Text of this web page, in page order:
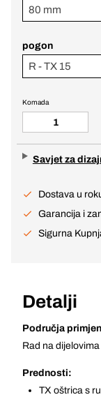
80 mm
pogon
R - TX 15
Komada
Savjet za
Dostava u
Garancija i
Sigurna
Detalji
Područja
Rad na
Prednosti:
TX oštrica s